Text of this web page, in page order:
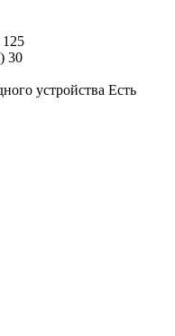
125
30
устройства Есть